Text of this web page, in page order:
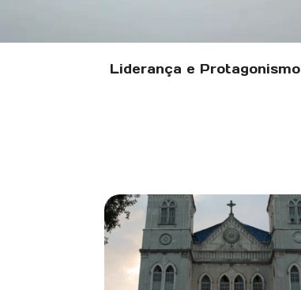
Liderança e Protagonismo